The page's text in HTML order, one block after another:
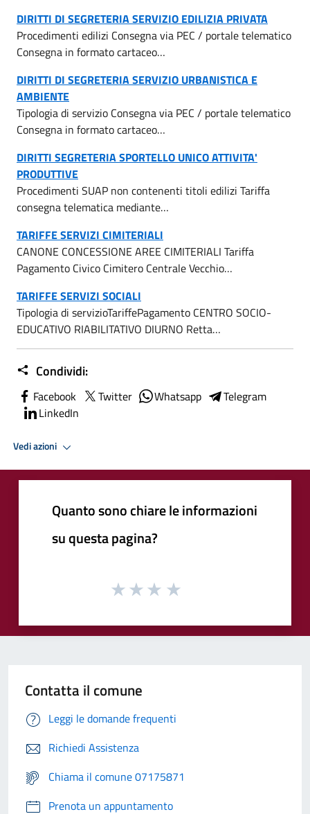
DIRITTI DI SEGRETERIA SERVIZIO EDILIZIA PRIVATA
Procedimenti edilizi Consegna via PEC / portale telematico
Consegna in formato cartaceo…
DIRITTI DI SEGRETERIA SERVIZIO URBANISTICA E
AMBIENTE
Tipologia di servizio Consegna via PEC / portale telematico
Consegna in formato cartaceo…
DIRITTI SEGRETERIA SPORTELLO UNICO ATTIVITA'
PRODUTTIVE
Procedimenti SUAP non contenenti titoli edilizi Tariffa
consegna telematica mediante…
TARIFFE SERVIZI CIMITERIALI
CANONE CONCESSIONE AREE CIMITERIALI Tariffa
Pagamento Civico Cimitero Centrale Vecchio…
TARIFFE SERVIZI SOCIALI
Tipologia di servizioTariffePagamento CENTRO SOCIO-
EDUCATIVO RIABILITATIVO DIURNO Retta…
Condividi:
Facebook Twitter Whatsapp
Telegram
LinkedIn
Vedi azioni
Quanto sono chiare le informazioni
su questa pagina?
Contatta il comune
Leggi le domande frequenti
Richiedi Assistenza
Chiama il comune 07175871
Prenota un appuntamento